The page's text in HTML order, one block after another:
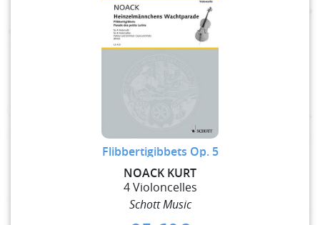
Flibbertigibbets Op. 5
NOACK KURT
4 Violoncelles
Schott Music